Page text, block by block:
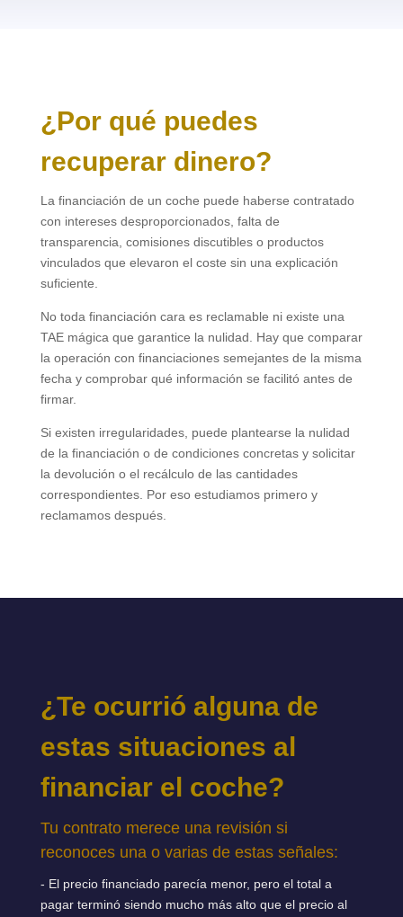
¿Por qué puedes
recuperar dinero?
La financiación de un coche puede haberse contratado
con intereses desproporcionados, falta de
transparencia, comisiones discutibles o productos
vinculados que elevaron el coste sin una explicación
suficiente.
No toda financiación cara es reclamable ni existe una
TAE mágica que garantice la nulidad. Hay que comparar
la operación con financiaciones semejantes de la misma
fecha y comprobar qué información se facilitó antes de
firmar.
Si existen irregularidades, puede plantearse la nulidad
de la financiación o de condiciones concretas y solicitar
la devolución o el recálculo de las cantidades
correspondientes. Por eso estudiamos primero y
reclamamos después.
¿Te ocurrió alguna de
estas situaciones al
financiar el coche?
Tu contrato merece una revisión si
reconoces una o varias de estas señales:
- El precio financiado parecía menor, pero el total a
pagar terminó siendo mucho más alto que el precio al